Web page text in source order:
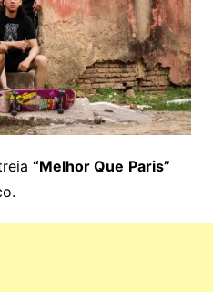
“Melhor Que Paris”